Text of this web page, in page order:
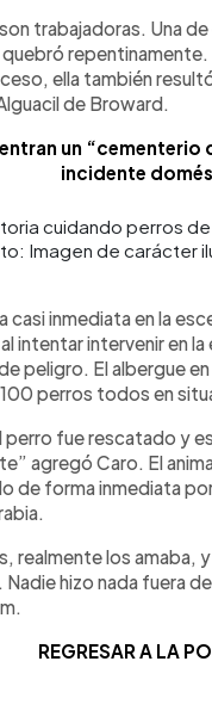
trabajadoras. Una
repentinamente.
ella también
de Broward.
un “cementerio
incidente
cuidando perros
Imagen de carácter
casi inmediata en la
intentar intervenir en
peligro. El albergue
perros todos en
fue rescatado y
agregó Caro. El
de forma inmediata
realmente los
hizo nada fuera
REGRESAR A LA